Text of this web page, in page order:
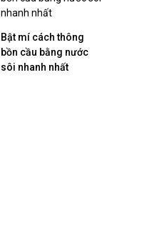
Bật mí cách thông
bồn cầu bằng nước
sôi nhanh nhất